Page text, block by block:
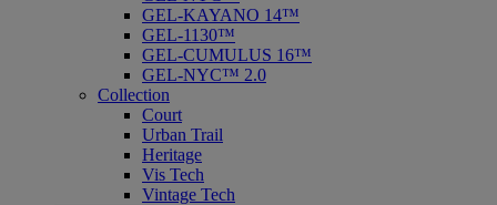
GEL-KAYANO 14™
GEL-1130™
GEL-CUMULUS 16™
GEL-NYC™ 2.0
Collection
Court
Urban Trail
Heritage
Vis Tech
Vintage Tech